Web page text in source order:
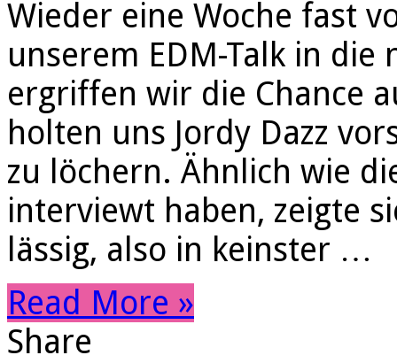
Wieder eine Woche fast
unserem EDM-Talk in die
ergriffen wir die Chance
holten uns Jordy Dazz
zu löchern. Ähnlich wie
interviewt haben, zeigte
lässig, also in keinster …
Read More »
Share